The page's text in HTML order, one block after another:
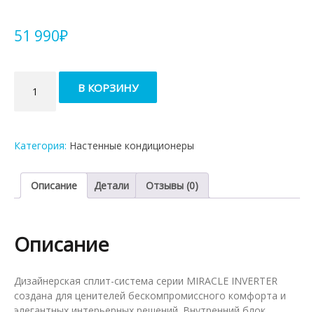
51 990₽
товара
Кондиционер
MIR25AVQS1R/MIR25FVS1R
В КОРЗИНУ
Категория: Настенные кондиционеры
Описание Детали Отзывы (0)
Описание
Дизайнерская сплит-система серии MIRACLE INVERTER
создана для ценителей бескомпромиссного комфорта и